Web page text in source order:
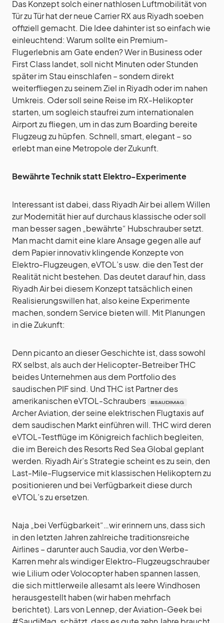
Das Konzept solch einer nathlosen Luftmobilität von
Tür zu Tür hat der neue Carrier RX aus Riyadh soeben
offiziell gemacht. Die Idee dahinter ist so einfach wie
einleuchtend: Warum sollte ein Premium-
Flugerlebnis am Gate enden? Wer in Business oder
First Class landet, soll nicht Minuten oder Stunden
später im Stau einschlafen – sondern direkt
weiterfliegen zu seinem Ziel in Riyadh oder im nahen
Umkreis. Oder soll seine Reise im RX-Helikopter
starten, um sogleich staufrei zum internationalen
Airport zu fliegen, um in das zum Boarding bereite
Flugzeug zu hüpfen. Schnell, smart, elegant – so
erlebt man eine Metropole der Zukunft.
Bewährte Technik statt Elektro-Experimente
Interessant ist dabei, dass Riyadh Air bei allem Willen
zur Modernität hier auf durchaus klassische oder soll
man besser sagen „bewährte“ Hubschrauber setzt.
Man macht damit eine klare Ansage gegen alle auf
dem Papier innovativ klingende Konzepte von
Elektro-Flugzeugen, eVTOL’s usw. die den Test der
Realität nicht bestehen. Das deutet darauf hin, dass
Riyadh Air bei diesem Konzept tatsächlich einen
Realisierungswillen hat, also keine Experimente
machen, sondern Service bieten will. Mit Planungen
in die Zukunft:
Denn picanto an dieser Geschichte ist, dass sowohl
RX selbst, als auch der Helicopter-Betreiber THC
beides Unternehmen aus dem Portfolio des
saudischen PIF sind. Und THC ist Partner des
amerikanischen eVTOL-Schraubers
#SAUDIMAG
Archer Aviation, der seine elektrischen Flugtaxis auf
dem saudischen Markt einführen will. THC wird deren
eVTOL-Testflüge im Königreich fachlich begleiten,
die im Bereich des Resorts Red Sea Global geplant
werden. Riyadh Air’s Strategie scheint es zu sein, den
Last-Mile-Flugservice mit klassischen Helikoptern zu
positionieren und bei Verfügbarkeit diese durch
eVTOL’s zu ersetzen.
Naja „bei Verfügbarkeit“…wir erinnern uns, dass sich
in den letzten Jahren zahlreiche traditionsreiche
Airlines – darunter auch Saudia, vor den Werbe-
Karren mehr als windiger Elektro-Flugzeugschrauber
wie Lilium oder Volocopter haben spannen lassen,
die sich mittlerweile allesamt als leere Windhosen
herausgestellt haben (wir haben mehrfach
berichtet). Lars von Lennep, der Aviation-Geek bei